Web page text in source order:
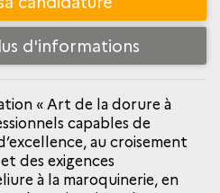
d'informations
capables de
au croisement
des exigences
à la maroquinerie, en